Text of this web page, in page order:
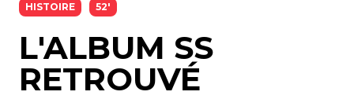
HISTOIRE 52'
L'ALBUM SS
RETROUVÉ